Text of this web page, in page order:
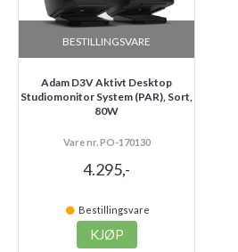
BESTILLINGSVARE
Adam D3V Aktivt Desktop
Studiomonitor System (PAR), Sort,
80W
Vare nr. PO-170130
4.295,-
Bestillingsvare
KJØP